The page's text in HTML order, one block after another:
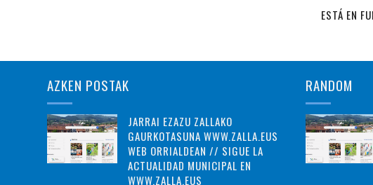
ESTÁ EN
AZKEN POSTAK
JARRAI EZAZU ZALLAKO
GAURKOTASUNA WWW.ZALLA.EUS
WEB ORRIALDEAN // SIGUE LA
ACTUALIDAD MUNICIPAL EN
WWW.ZALLA.EUS
RANDOM